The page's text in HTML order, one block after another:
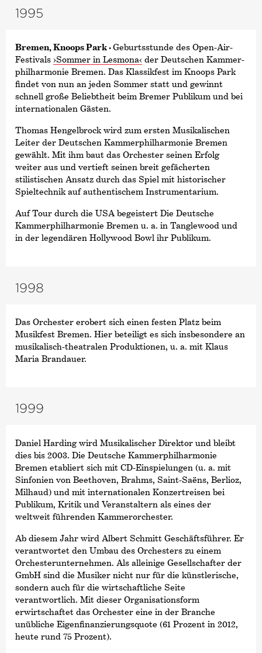
1995
Bremen, Knoops Park ·Geburtsstunde des Open-Air-
Festivals ›Sommer in Lesmona‹ der Deutschen Kammer­
philharmonie Bremen. Das Klassikfest im Knoops Park
findet von nun an jeden Sommer statt und gewinnt
schnell große Beliebtheit beim Bremer Publikum und bei
internationalen Gästen.
Thomas Hengelbrock wird zum ersten Musikalischen
Leiter der Deutschen Kammer­philharmonie Bremen
gewählt. Mit ihm baut das Orchester seinen Erfolg
weiter aus und vertieft seinen breit gefächerten
stilistischen Ansatz durch das Spiel mit historischer
Spieltechnik auf authentischem Instrumentarium.
Auf Tour durch die USA begeistert Die Deutsche
Kammer­philharmonie Bremen u. a. in Tanglewood und
in der legendären Hollywood Bowl ihr Publikum.
1998
Das Orchester erobert sich einen festen Platz beim
Musikfest Bremen. Hier beteiligt es sich insbesondere an
musikalisch-theatralen Produktionen, u. a. mit Klaus
Maria Brandauer.
1999
Daniel Harding wird Musikalischer Direktor und bleibt
dies bis 2003. Die Deutsche Kammer­philharmonie
Bremen etabliert sich mit CD-Einspielungen (u. a. mit
Sinfonien von Beethoven, Brahms, Saint-Saëns, Berlioz,
Milhaud) und mit internationalen Konzertreisen bei
Publikum, Kritik und Veranstaltern als eines der
weltweit führenden Kammerorchester.
Ab diesem Jahr wird Albert Schmitt Geschäftsführer. Er
verantwortet den Umbau des Orchesters zu einem
Orchesterunternehmen. Als alleinige Gesellschafter der
GmbH sind die Musiker nicht nur für die künstlerische,
sondern auch für die wirtschaftliche Seite
verantwortlich. Mit dieser Organisationsform
erwirtschaftet das Orchester eine in der Branche
unübliche Eigenfinanzierungsquote (61 Prozent in 2012,
heute rund 75 Prozent).